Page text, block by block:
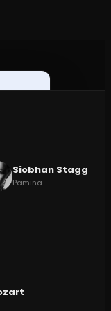
Siobhan Stagg
Pamina